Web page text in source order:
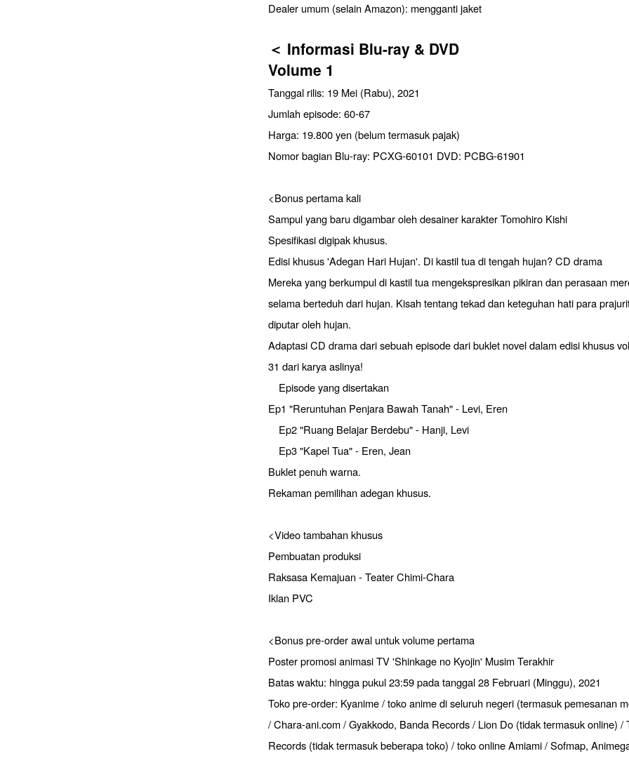
Dealer umum (selain Amazon): mengganti jaket
＜ Informasi Blu-ray & DVD
Volume 1
Tanggal rilis: 19 Mei (Rabu), 2021
Jumlah episode: 60-67
Harga: 19.800 yen (belum termasuk pajak)
Nomor bagian Blu-ray: PCXG-60101 DVD: PCBG-61901
<Bonus pertama kali
Sampul yang baru digambar oleh desainer karakter Tomohiro Kishi
Spesifikasi digipak khusus.
Edisi khusus 'Adegan Hari Hujan'. Di kastil tua di tengah hujan? CD drama
Mereka yang berkumpul di kastil tua mengekspresikan pikiran dan perasaan
selama berteduh dari hujan. Kisah tentang tekad dan keteguhan hati para
diputar oleh hujan.
Adaptasi CD drama dari sebuah episode dari buklet novel dalam edisi khusus
31 dari karya aslinya!
Episode yang disertakan
Ep1 "Reruntuhan Penjara Bawah Tanah" - Levi, Eren
Ep2 "Ruang Belajar Berdebu" - Hanji, Levi
Ep3 "Kapel Tua" - Eren, Jean
Buklet penuh warna.
Rekaman pemilihan adegan khusus.
<Video tambahan khusus
Pembuatan produksi
Raksasa Kemajuan - Teater Chimi-Chara
Iklan PVC
<Bonus pre-order awal untuk volume pertama
Poster promosi animasi TV 'Shinkage no Kyojin' Musim Terakhir
Batas waktu: hingga pukul 23:59 pada tanggal 28 Februari (Minggu), 2021
Toko pre-order: Kyanime / toko anime di seluruh negeri (termasuk pemesanan
/ Chara-ani.com / Gyakkodo, Banda Records / Lion Do (tidak termasuk online) /
Records (tidak termasuk beberapa toko) / toko online Amiami / Sofmap,